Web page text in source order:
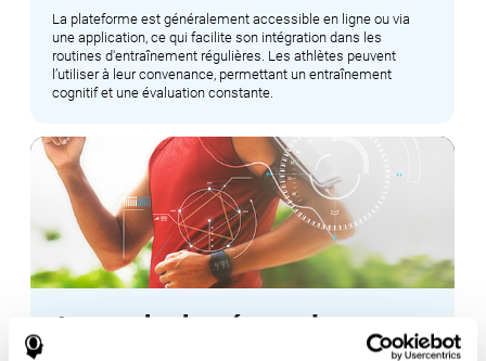
La plateforme est généralement accessible en ligne ou via
une application, ce qui facilite son intégration dans les
routines d'entraînement régulières. Les athlètes peuvent
l’utiliser à leur convenance, permettant un entraînement
cognitif et une évaluation constante.
Approche basée sur la